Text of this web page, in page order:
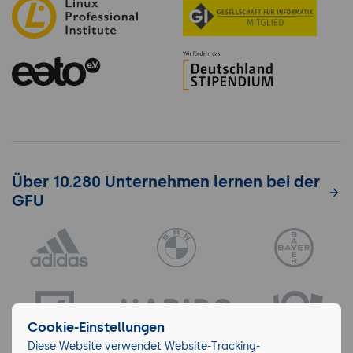
Über 10.280 Unternehmen lernen bei der
GFU
Cookie-Einstellungen
Diese Website verwendet Website-Tracking-